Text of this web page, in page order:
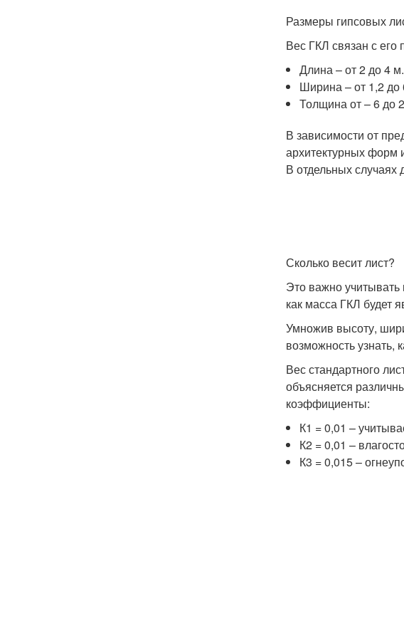
Размеры гипсовых
Вес ГКЛ связан с
Длина – от 2 до 4 м.
Ширина – от 1,2 до
Толщина от – 6 до
В зависимости от
архитектурных форм
В отдельных случаях
Сколько весит лист?
Это важно
как масса ГКЛ будет
Умножив высоту,
возможность узнать,
Вес стандартного
объясняется
коэффициенты:
К1 = 0,01 –
К2 = 0,01 –
К3 = 0,015 –